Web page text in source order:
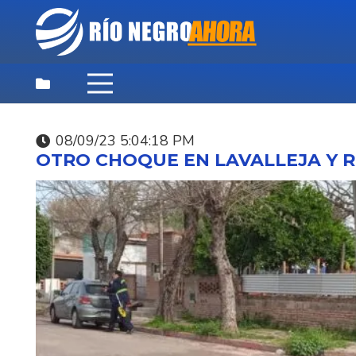
08/09/23 5:04:18 PM
OTRO CHOQUE EN LAVALLEJA Y
DEPORTES DESTACADAS,NOTICIAS
08/08/26 12:42:24 PM
JUGADORES DE LA
SELECCIÓN
PÁDEL HOY EN
EXHIBICIÓN EN
SPORT